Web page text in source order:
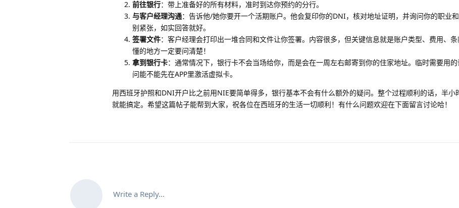
前往银行：带上准备好的所有材料，准时到达你预约的分行。
与客户经理沟通：告诉他/她你要开一个活期账户。他会复印你的DNI，核对地址证明，并询问你的职业和
别紧张，如实回答就好。
签署文件：客户经理会打印出一堆合同和文件让你签署。内容很多，但关键信息就是账户类型、费用、
懂的地方一定要问清楚！
拿到银行卡：通常情况下，银行卡不会当场给你，而是会在一周左右邮寄到你的住家地址。临时需要用
问能不能先在APP里激活虚拟卡。
用西班牙护照和DNI开户比之前用NIE要简单得多，银行基本不会有什么额外的疑问。整个过程顺利的话，半小
就能搞定。希望这篇帖子能帮到大家，祝各位在西班牙的生活一切顺利！有什么问题欢迎在下面留言讨论哈！
Write a Reply...